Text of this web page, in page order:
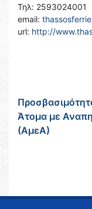
Τηλ: 2593024001
email:
url: http://
Άτομα με
(ΑμεΑ)